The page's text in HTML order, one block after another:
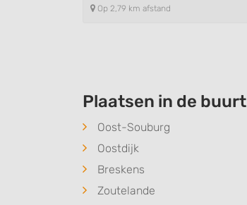
Op 2,79 km afstand
Plaatsen in de buurt
Oost-Souburg
Oostdijk
Breskens
Zoutelande